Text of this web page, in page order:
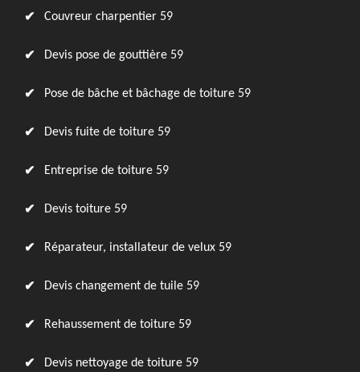
Couvreur charpentier 59
Devis pose de gouttière 59
Pose de bâche et bâchage de toiture 59
Devis fuite de toiture 59
Entreprise de toiture 59
Devis toiture 59
Réparateur, installateur de velux 59
Devis changement de tuile 59
Rehaussement de toiture 59
Devis nettoyage de toiture 59